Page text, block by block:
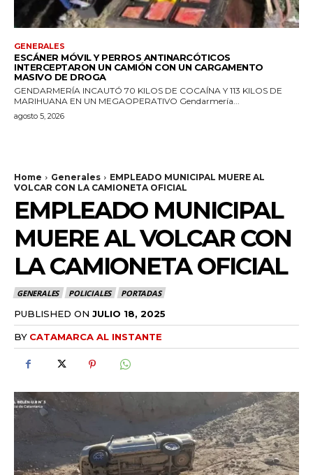
GENERALES
ESCÁNER MÓVIL Y PERROS ANTINARCÓTICOS
INTERCEPTARON UN CAMIÓN CON UN CARGAMENTO
MASIVO DE DROGA
GENDARMERÍA INCAUTÓ 70 KILOS DE COCAÍNA Y 113 KILOS DE
MARIHUANA EN UN MEGAOPERATIVO Gendarmería...
agosto 5, 2026